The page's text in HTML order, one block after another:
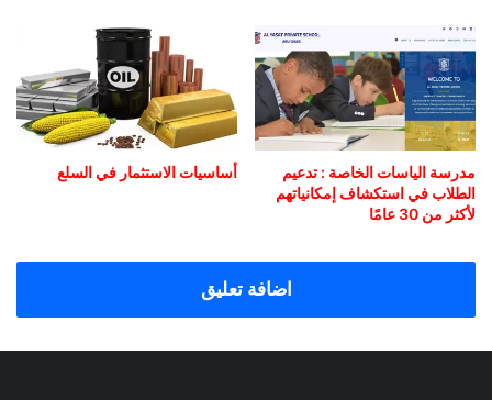
مدرسة الياسات الخاصة : تدعيم
الطلاب في استكشاف إمكانياتهم
لأكثر من 30 عامًا
أساسيات الاستثمار في السلع
اضافة تعليق